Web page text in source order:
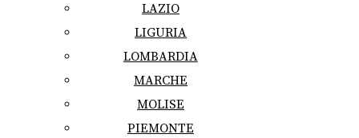
LAZIO
LIGURIA
LOMBARDIA
MARCHE
MOLISE
PIEMONTE